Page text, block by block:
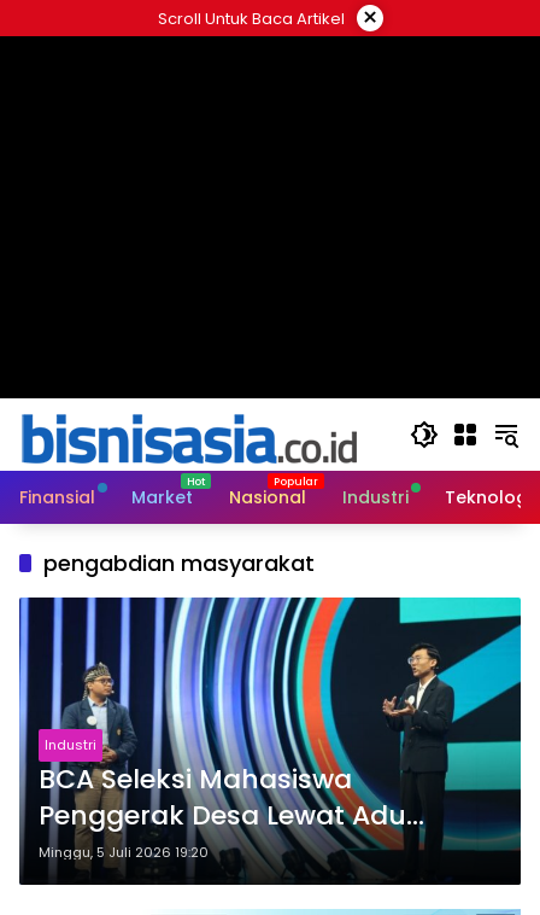
ke
Scroll Untuk Baca Artikel ×
Finansial Market Nasional Industri Teknologi
pengabdian masyarakat
Industri
BCA Seleksi Mahasiswa
Penggerak Desa Lewat Adu
Gagasan Genera-Z Berbakti
Minggu, 5 Juli 2026 19:20